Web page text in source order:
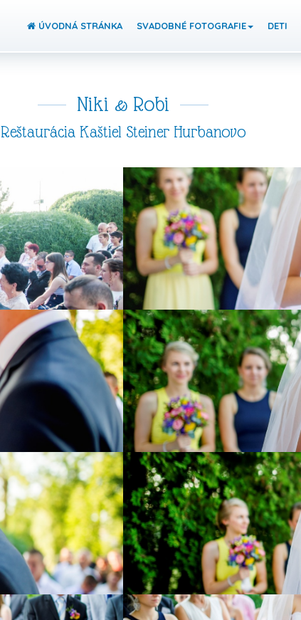
ÚVODNÁ STRÁNKA SVADOBNÉ FOTOGRAFIE DETI
Niki & Robi
Reštaurácia Kaštiel Steiner Hurbanovo